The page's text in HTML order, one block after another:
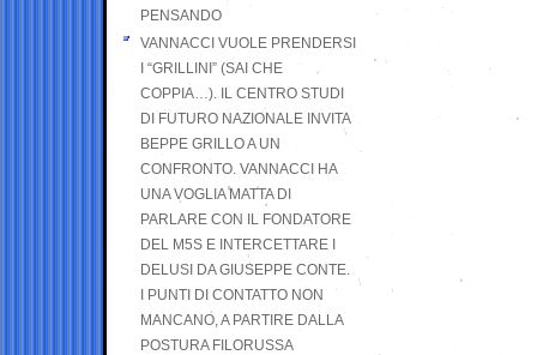
PENSANDO
VANNACCI VUOLE PRENDERSI
I “GRILLINI” (SAI CHE
COPPIA…). IL CENTRO STUDI
DI FUTURO NAZIONALE INVITA
BEPPE GRILLO A UN
CONFRONTO. VANNACCI HA
UNA VOGLIA MATTA DI
PARLARE CON IL FONDATORE
DEL M5S E INTERCETTARE I
DELUSI DA GIUSEPPE CONTE.
I PUNTI DI CONTATTO NON
MANCANO, A PARTIRE DALLA
POSTURA FILORUSSA